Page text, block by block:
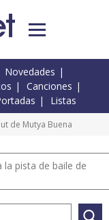
Novedades
Canciones
Listas
de Mutya Buena
la pista de baile de